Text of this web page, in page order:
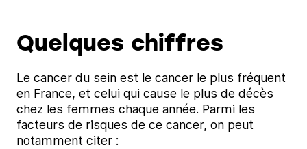
Quelques chiffres
Le cancer du sein est le cancer le plus fréquent
en France, et celui qui cause le plus de décès
chez les femmes chaque année. Parmi les
facteurs de risques de ce cancer, on peut
notamment citer :